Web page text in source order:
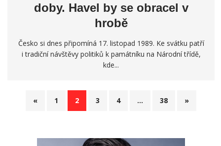
doby. Havel by se obracel v
hrobě
Česko si dnes připomíná 17. listopad 1989. Ke svátku patří
i tradiční návštěvy politiků k památníku na Národní třídě,
kde...
« 1 2 3 4 … 38 »